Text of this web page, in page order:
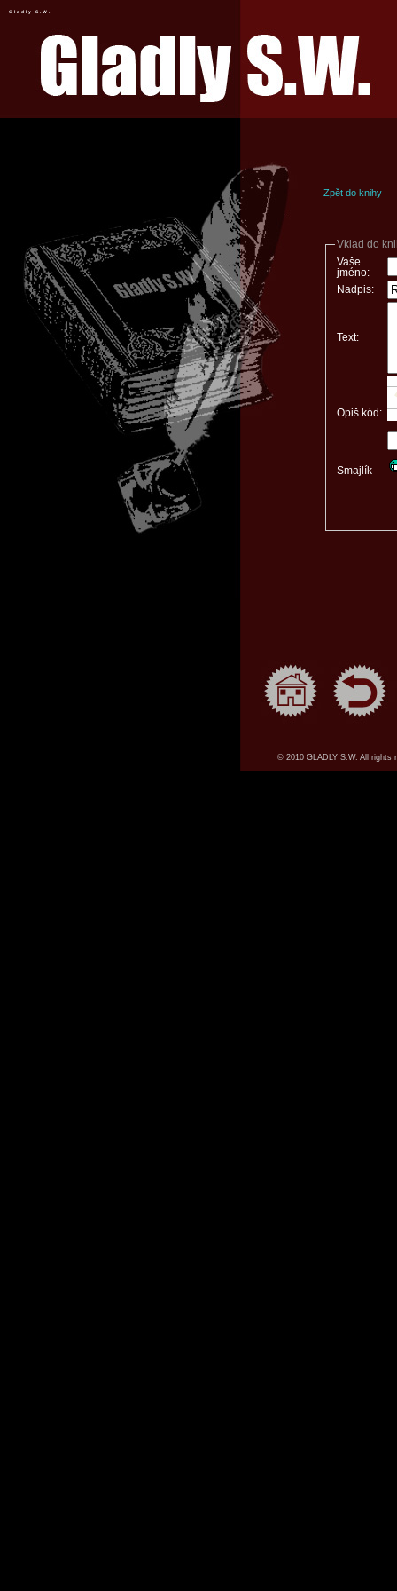
Gladly S.W.
Zpět do knihy
Vklad do
Vaše
jméno:
Nadpis:
Text:
Opiš kód:
Smajlík
© 2010 GLADLY S.W. All